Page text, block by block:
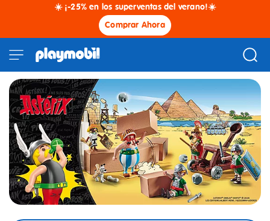
☀️ ¡-25% en los superventas del verano!☀️
Comprar Ahora